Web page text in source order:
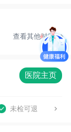
查看其他时间
医院主页
未检可退